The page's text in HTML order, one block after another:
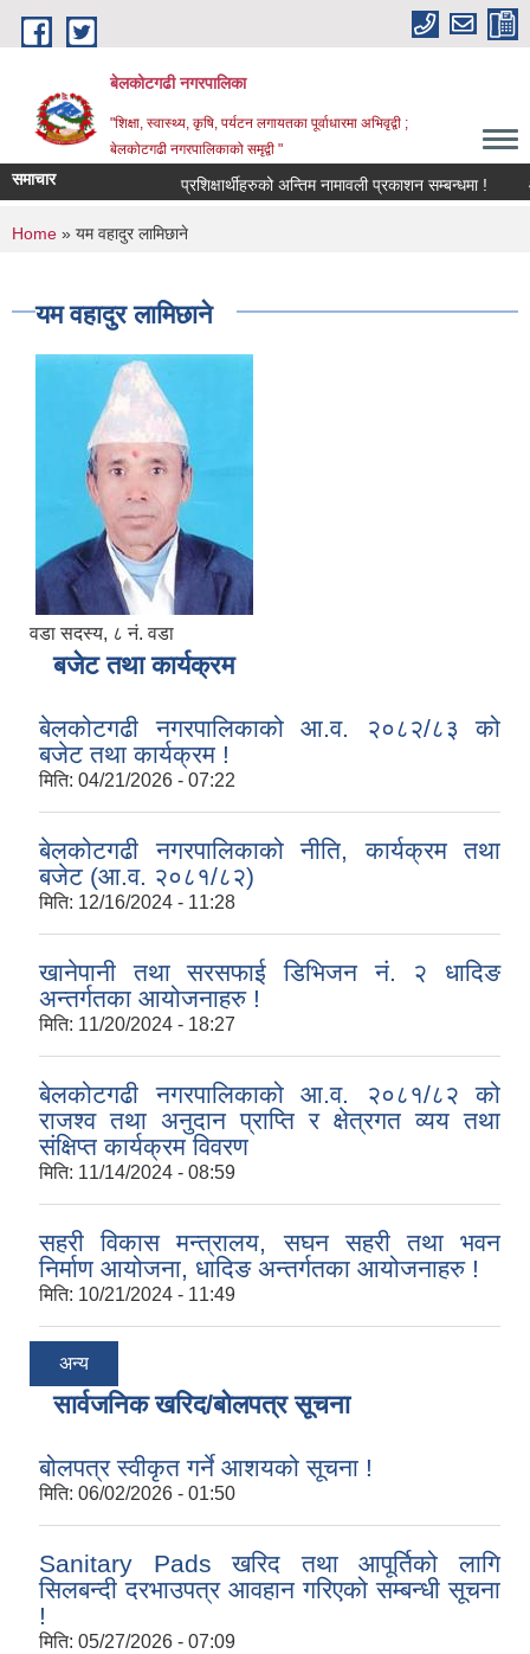
Skip to main content
बेलकोटगढी नगरपालिका
"शिक्षा, स्वास्थ्य, कृषि, पर्यटन लगायतका पूर्वाधारमा अभिवृद्वी ;
बेलकोटगढी नगरपालिकाको समृद्वी "
समाचार प्रशिक्षार्थीहरुको अन्तिम नामावली प्रकाशन सम्बन्धमा !
You are here
Home » यम वहादुर लामिछाने
यम वहादुर लामिछाने
वडा सदस्य, ८ नं. वडा
बजेट तथा कार्यक्रम
बेलकोटगढी नगरपालिकाको आ.व. २०८२/८३ को
बजेट तथा कार्यक्रम !
मिति: 04/21/2026 - 07:22
बेलकोटगढी नगरपालिकाको नीति, कार्यक्रम तथा
बजेट (आ.व. २०८१/८२)
मिति: 12/16/2024 - 11:28
खानेपानी तथा सरसफाई डिभिजन नं. २ धादिङ
अन्तर्गतका आयोजनाहरु !
मिति: 11/20/2024 - 18:27
बेलकोटगढी नगरपालिकाको आ.व. २०८१/८२ को
राजश्व तथा अनुदान प्राप्ति र क्षेत्रगत व्यय तथा
संक्षिप्त कार्यक्रम विवरण
मिति: 11/14/2024 - 08:59
सहरी विकास मन्त्रालय, सघन सहरी तथा भवन
निर्माण आयोजना, धादिङ अन्तर्गतका आयोजनाहरु !
मिति: 10/21/2024 - 11:49
अन्य
सार्वजनिक खरिद/बोलपत्र सूचना
बोलपत्र स्वीकृत गर्ने आशयको सूचना !
मिति: 06/02/2026 - 01:50
Sanitary Pads खरिद तथा आपूर्तिको लागि
सिलबन्दी दरभाउपत्र आवहान गरिएको सम्बन्धी सूचना
!
मिति: 05/27/2026 - 07:09